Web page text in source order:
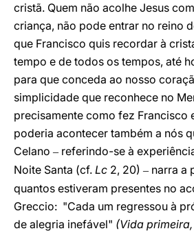
cristã. Quem não acolhe Jesus
criança, não pode entrar no reino
que Francisco quis recordar à
tempo e de todos os tempos, até
para que conceda ao nosso
simplicidade que reconhece no
precisamente como fez Francisco
poderia acontecer também a nós
Celano – referindo-se à
Noite Santa (cf. Lc 2, 20) – narra a
quantos estiveram presentes no
Greccio: "Cada um regressou à
de alegria inefável" (Vida